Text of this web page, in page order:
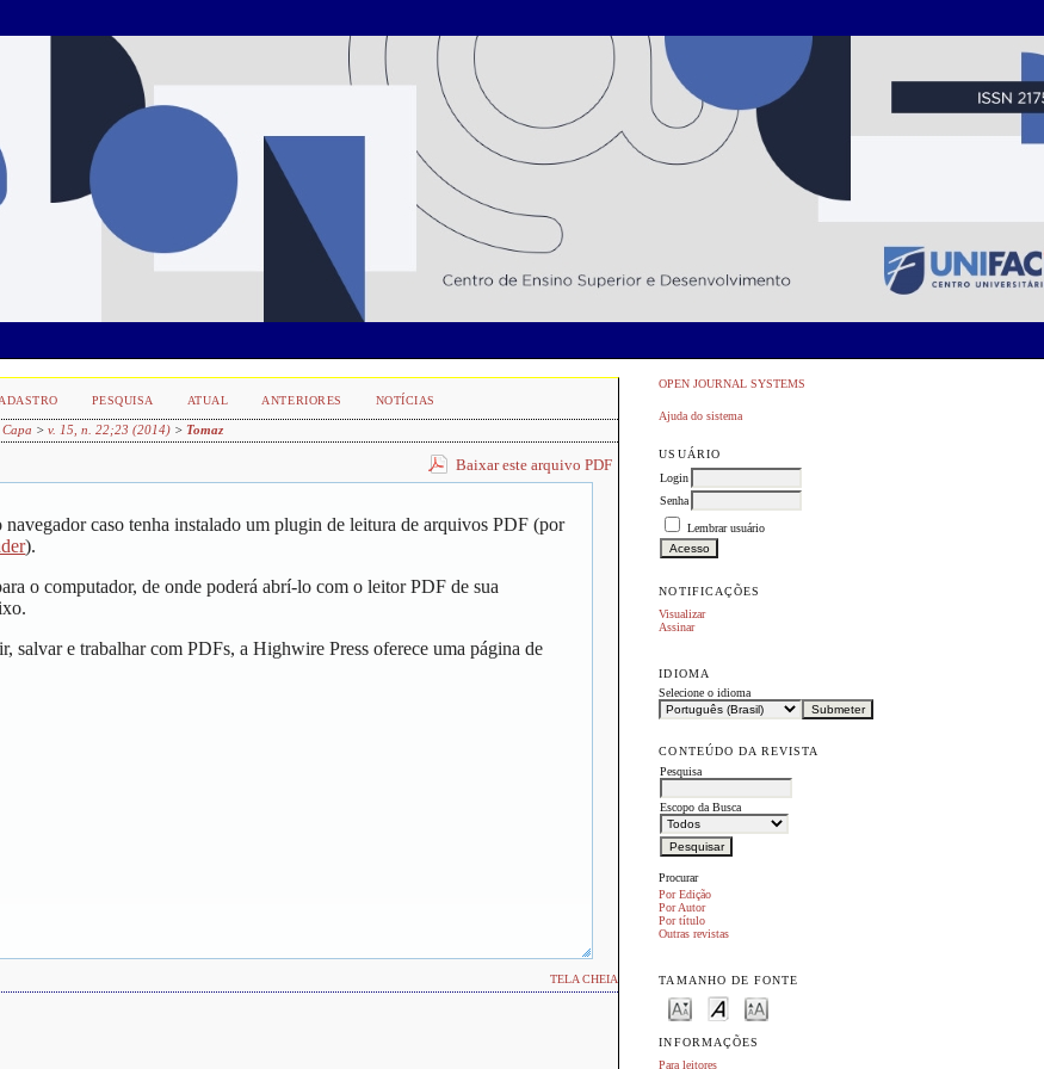
OPEN JOURNAL SYSTEMS
Ajuda do sistema
USUÁRIO
Login
Senha
Lembrar usuário
NOTIFICAÇÕES
Visualizar
Assinar
IDIOMA
Selecione o idioma
CONTEÚDO DA REVISTA
Pesquisa
Escopo da Busca
Procurar
Por Edição
Por Autor
Por título
Outras revistas
TAMANHO DE FONTE
INFORMAÇÕES
Para leitores
PESQUISA ATUAL ANTERIORES NOTÍCIAS
Capa >v. 15, n. 22;23 (2014) > Tomaz
Baixar este arquivo PDF
caso tenha instalado um plugin de leitura de arquivos PDF (por
).
o computador, de onde poderá abrí-lo com o leitor PDF de sua
salvar e trabalhar com PDFs, a Highwire Press oferece uma página de
TELA CHEIA